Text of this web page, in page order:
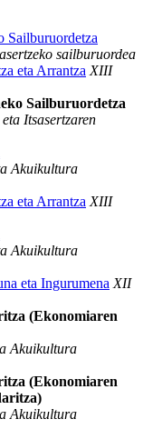
Sailburuordetza
sailburuordea
eta Arrantza XIII
Sailburuordetza
Itsasertzaren
Akuikultura
eta Arrantza XIII
Akuikultura
eta Ingurumena XII
(Ekonomiaren
Akuikultura
(Ekonomiaren
Akuikultura